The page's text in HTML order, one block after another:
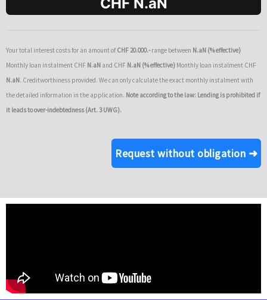
Your total interest costs for an amount ofCHF20.000.-range between N.aN (% effective)
Monthly loan instalment CHF N.aN and CHF N.aN (% effective) Monthly loan instalment CHF
N.aN. Creditworthiness provided. We can only calculate the exact monthly instalment with
the detailed information in the application. Note according to the law: Lending is prohibited if
it leads to over-indebtedness (Art. 3 UWG).
Request without obligation ➜